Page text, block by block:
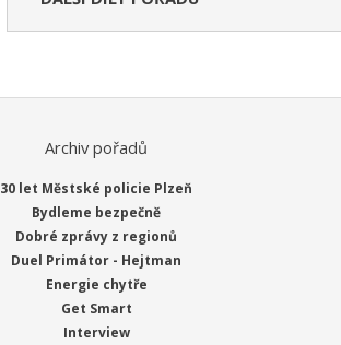
Archiv pořadů
30 let Městské policie Plzeň
Bydleme bezpečně
Dobré zprávy z regionů
Duel Primátor - Hejtman
Energie chytře
Get Smart
Interview